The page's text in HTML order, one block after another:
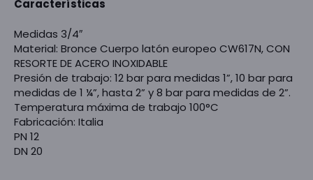
Características
Medidas 3/4″
Material: Bronce Cuerpo latón europeo CW617N, CON
RESORTE DE ACERO INOXIDABLE
Presión de trabajo: 12 bar para medidas 1”, 10 bar para
medidas de 1 ¼”, hasta 2” y 8 bar para medidas de 2”.
Temperatura máxima de trabajo 100°C
Fabricación: Italia
PN 12
DN 20